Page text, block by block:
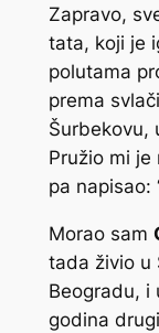
Zapravo,
tata, koji je
polutama
prema
Šurbekovu,
Pružio mi je
pa napisao:
Morao sam
tada živio u
Beogradu, i
godina